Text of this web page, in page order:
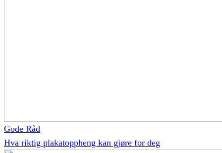
Gode Råd
Hva riktig plakatoppheng kan gjøre for deg